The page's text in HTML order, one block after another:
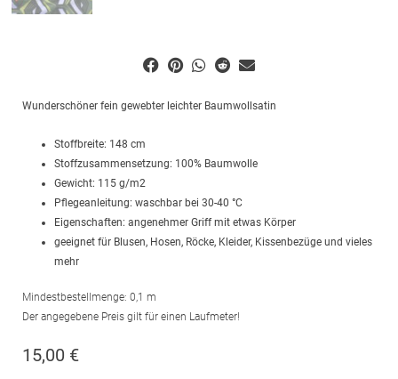
Wunderschöner fein gewebter leichter Baumwollsatin
Stoffbreite: 148 cm
Stoffzusammensetzung: 100% Baumwolle
Gewicht: 115 g/m2
Pflegeanleitung: waschbar bei 30-40 °C
Eigenschaften: angenehmer Griff mit etwas Körper
geeignet für Blusen, Hosen, Röcke, Kleider, Kissenbezüge und vieles
mehr
Mindestbestellmenge: 0,1 m
Der angegebene Preis gilt für einen Laufmeter!
15,00 €